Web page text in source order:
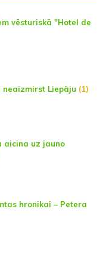
vēsturiskā "Hotel de
Liepāju (1)
aicina uz jauno
hronikai – Petera